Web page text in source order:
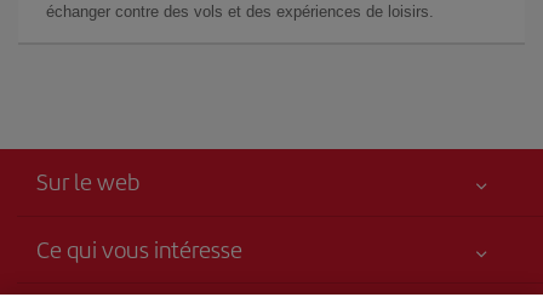
échanger contre des vols et des expériences de loisirs.
Sur le web
Ce qui vous intéresse
Votre sécurité est notre priorité